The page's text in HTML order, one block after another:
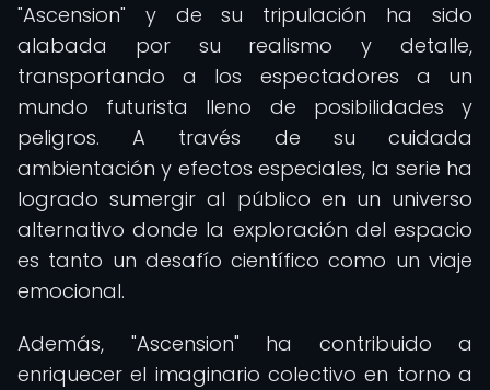
"Ascension" y de su tripulación ha sido
alabada por su realismo y detalle,
transportando a los espectadores a un
mundo futurista lleno de posibilidades y
peligros. A través de su cuidada
ambientación y efectos especiales, la serie ha
logrado sumergir al público en un universo
alternativo donde la exploración del espacio
es tanto un desafío científico como un viaje
emocional.
Además, "Ascension" ha contribuido a
enriquecer el imaginario colectivo en torno a